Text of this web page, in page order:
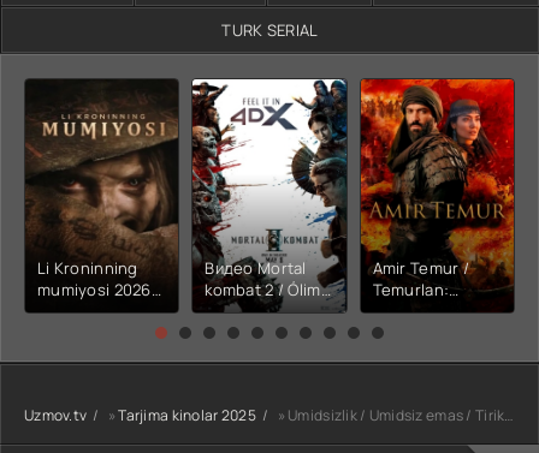
TURK SERIAL
Li Kroninning
mumiyosi 2026
(uzbek tilida
kino) tarjima HD
Видео Mortal
kombat 2 / Ólim
jangi 2 (2026)
Uzbek tilida
Amir Temur /
Temurlan:
Fathchining
yuksalishi
tarjima kino Full
HD tas-ix
Uzmov.tv »Tarjima kinolar 2025 » Umidsizlik / Umidsiz emas / Tirik qolgan / Omon qolgan 2025 Premyera Uzbek tilida O'zbekcha 2026 tarjima kino Full HD tas-ix skachat